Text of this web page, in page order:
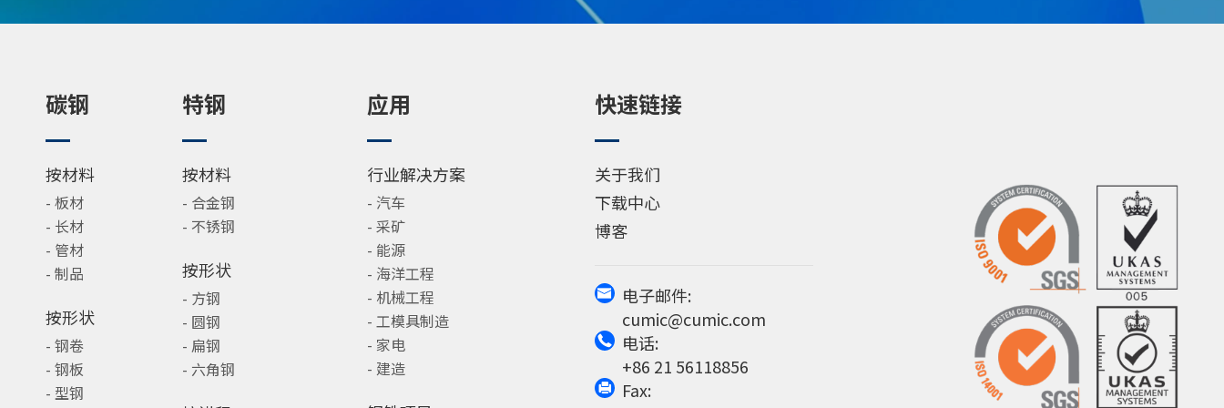
碳钢
按材料
- 板材
- 长材
- 管材
- 制品
按形状
- 钢卷
- 钢板
- 型钢
特钢
按材料
- 合金钢
- 不锈钢
按形状
- 方钢
- 圆钢
- 扁钢
- 六角钢
应用
行业解决方案
- 汽车
- 采矿
- 能源
- 海洋工程
- 机械工程
- 工模具制造
- 家电
- 建造
快速链接
关于我们
下载中心
博客

电子邮件:
cumic@cumic.com

电话:
+86 21 56118856

Fax: